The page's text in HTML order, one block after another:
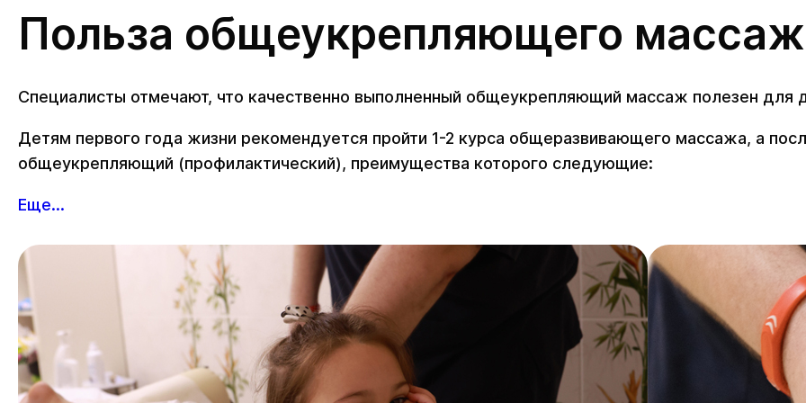
Польза общеукрепляющего
Специалисты отмечают, что качественно выполненный общеукрепляющий массаж полезен для
Детям первого года жизни рекомендуется пройти 1-2 курса общеразвивающего массажа, а
общеукрепляющий (профилактический), преимущества которого следующие:
Еще...